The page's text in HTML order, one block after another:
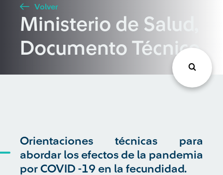
Buscar
Volver
Ministerio de Salud,
Documento Técnico
Orientaciones técnicas para
abordar los efectos de la pandemia
por COVID -19 en la fecundidad.